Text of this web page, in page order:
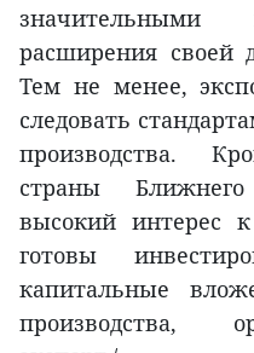
значительными
расширения своей
Тем не менее,
следовать
производства.
страны
высокий интерес
готовы
капитальные
производства,